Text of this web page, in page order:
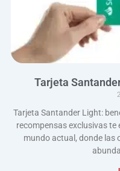
Tarjeta
Tarjeta Santander Light:
recompensas exclusivas te
mundo actual, donde las